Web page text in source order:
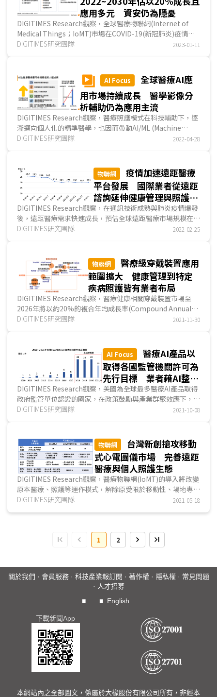
應用多元 資安仍為隱憂
DIGITIMES Research觀察，全球醫療物聯網(Internet of
Medical Things；IoMT)市場在COVID-19(新冠肺炎)疫情
後，隨遠距病患監測需求提高而愈趨蓬勃，且因應高齡...
DIGITIMES研究團隊 2023-01-11
AI Focus
全球醫療AI應
用市場持續成長 醫學影像分
析輔助仍為應用主流
DIGITIMES Research觀察，醫療照護模式在科技輔助下，逐
漸邁向個人化的精準醫學，也因而帶動AI/ML (Machine
Learning，機器學習)在健康醫療上的廣泛應用，促使...
DIGITIMES研究團隊 2022-04-28
物聯網
疫情加速遠距醫療
平台發展 國際業者從遠距
諮詢延伸健康管理與照護服
務
DIGITIMES Research觀察，在通訊技術成熟與肺炎疫情爆發
後，遠距醫療需求快速成長，預估全球遠距醫療市場規模在
2022~2028年將以複合年均成長率(CAGR) 36.5%幅度...
DIGITIMES研究團隊 2022-02-25
物聯網
醫療級穿戴裝置應用
範圍擴大 健康管理到特定
疾病照護皆有業者布局
DIGITIMES Research觀察，醫療健康相關穿戴裝置市場至
2026年將以約20%的複合年均成長率(Compound Annual
Growth Rate；CAGR)持續成長，雖一般消費性穿戴裝置...
DIGITIMES研究團隊 2021-11-30
AI Focus
醫療AI產品以
取得各國監管機關許可為
先行目標 業者藉AI整合
平台探索商轉可能
DIGITIMES Research觀察，美國為全球最多醫療AI產品取得
政府監管單位認證的國家，在政策鼓勵與產業群聚效應下，取
得美國食品藥物管理署(U.S. Food and Drugs
大應用。然醫療AI產品商業化模式仍在探索中，需將醫療AI產
品無縫的整合進既有醫療作業流程中，才有機會真正普及。
醫療產業需遵循各國政府法規不同程度監管，取得監管單位核
准的醫療AI產品準確性與效能將更為使用者(如醫療單位)所採
信，亦是醫療AI產品邁向商業應用的第一步。統計2010年至
2021年6月期間，美國FDA陸續批准以AI為基礎的軟體即醫材
(Software as a Medical Device；SaMD)認證共計130項。
而這些獲認證的醫材AI產品來自各國，尤以美國、以色列居
多，如以色列新創業者Clew Medical的重症監護解決方案－
受惠於台灣全民健保所建立的龐大數據資料庫，醫療影像判讀
也被視為台灣發展醫療AI最適合切入、臨床阻力較小的應用。
在眾多醫療新創業者、資通訊廠商大舉投入之際，台灣目前卻
僅有3項AI醫材產品成功取得台灣FDA (TFDA)認證(業者為愛
因斯坦、宏碁智醫與晉弘科技)，顯見台灣醫療AI發展仍處於
初期臨床驗證、產學研合作階段。
當醫療影像AI產品效能可達高水準的靈敏度、特異度
(specificity)後，仍須挑戰實際應用於臨床或推廣到醫療體系
內，此有待市場考驗。醫療AI整合平台可望扮演關鍵角色，擔
醫療AI軟硬體整合商、傳統醫療設備廠建置的AI平台。
DIGITIMES研究團隊 2021-10-08
物聯網
台灣新創搶攻移動
式心電圖儀市場 完善遠距
醫療與個人照護生態
DIGITIMES Research觀察，醫療物聯網(IoMT)的導入將改變
原本醫療、照護等運作模式，解除原受限於移動性、場地專屬
性的使用情況，進而擴增使用族群與可能的應用範圍。小型
DIGITIMES研究團隊 2021-05-18
1 2
關於我們 · 會員服務· 科技產業報訂閱 · 著作權· 隱私權· 常見問題
· 人才招募
■
■ English
下載新聞App
本網站內之全部圖文，係屬於大椽股份有限公司所有，非經本